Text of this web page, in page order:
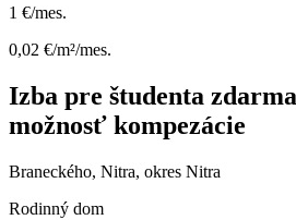
1 €/mes.
0,02 €/m²/mes.
Izba pre študenta
možnosť kompezácie
Braneckého, Nitra, okres Nitra
Rodinný dom